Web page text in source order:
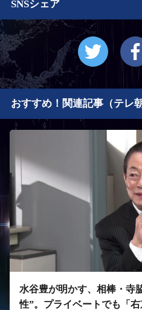
SNSシェア
おすすめ！関連記事（テレ朝
水谷豊が明かす、相棒・寺
性”。プライベートでも「